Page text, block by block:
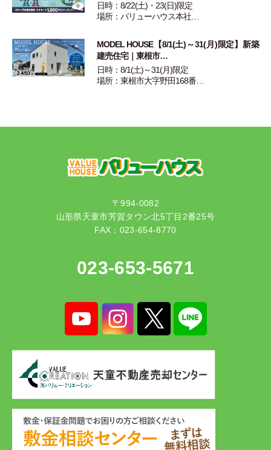
日時：8/22(土)・23(日)限定
場所：バリューハウス本社…
MODEL HOUSE【8/1(土)～31(月)限定】新築
建売住宅｜東根市…
日時：8/1(土)～31(月)限定
場所：東根市大字野田168番…
〒994-0082
山形県天童市芳賀タウン北5丁目2番25号
FAX：023-654-8770
023-653-5671